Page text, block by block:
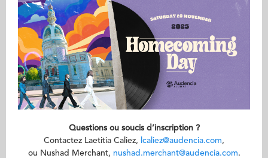
Questions ou soucis d’inscription ?
Contactez Laetitia Caliez, lcaliez@audencia.com,
ou Nushad Merchant, nushad.merchant@audencia.com.